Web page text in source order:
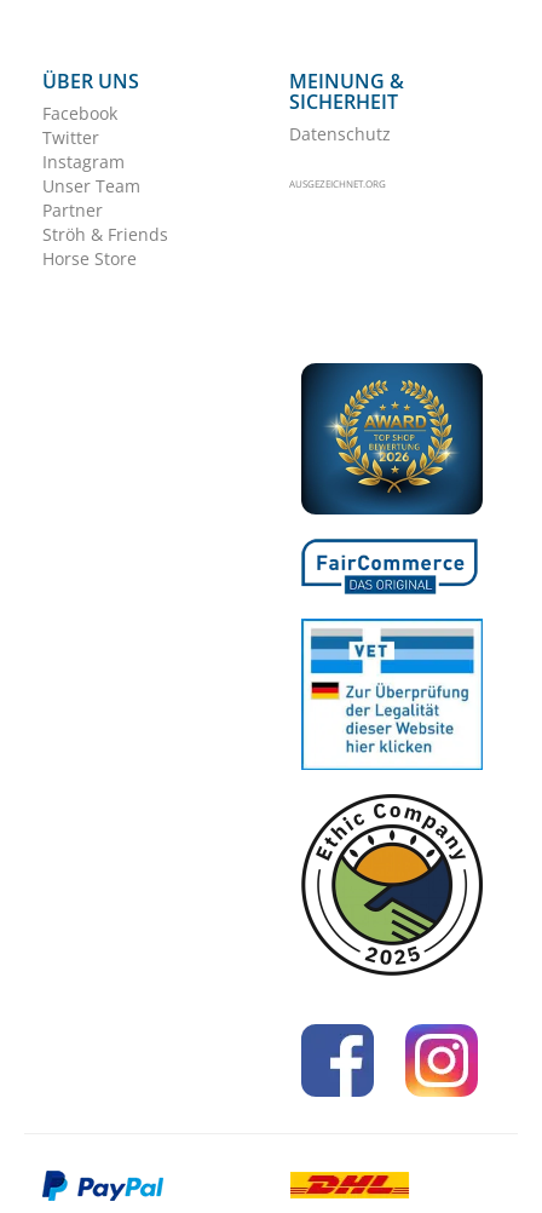
ÜBER UNS
Facebook
Twitter
Instagram
Unser Team
Partner
Ströh & Friends
Horse Store
MEINUNG &
SICHERHEIT
Datenschutz
AUSGEZEICHNET.ORG